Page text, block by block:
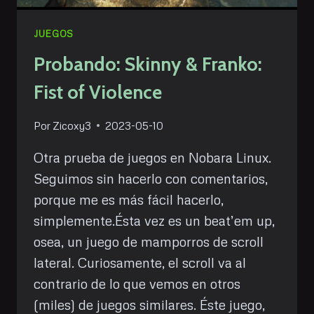
JUEGOS
Probando: Skinny & Franko:
Fist of Violence
Por Zicoxy3 2023-05-10
Otra prueba de juegos en Nobara Linux.
Seguimos sin hacerlo con comentarios,
porque me es más fácil hacerlo,
simplemente.Ésta vez es un beat’em up,
osea, un juego de mamporros de scroll
lateral. Curiosamente, el scroll va al
contrario de lo que vemos en otros
(miles) de juegos similares. Éste juego,